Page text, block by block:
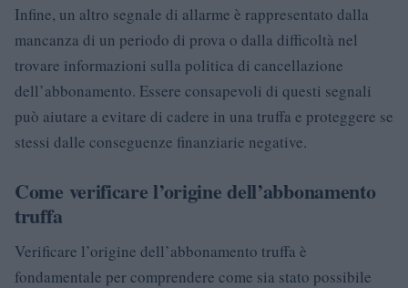
Infine, un altro segnale di allarme è rappresentato dalla
mancanza di un periodo di prova o dalla difficoltà nel
trovare informazioni sulla politica di cancellazione
dell’abbonamento. Essere consapevoli di questi segnali
può aiutare a evitare di cadere in una truffa e proteggere se
stessi dalle conseguenze finanziarie negative.
Come verificare l’origine dell’abbonamento
truffa
Verificare l’origine dell’abbonamento truffa è
fondamentale per comprendere come sia stato possibile